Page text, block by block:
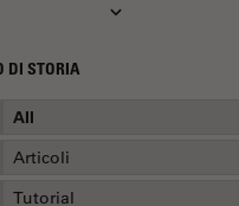
Analisi multiplex spaziale
AR Surgery
Assemblaggio
DI STORIA
All
Articoli
Tutorial